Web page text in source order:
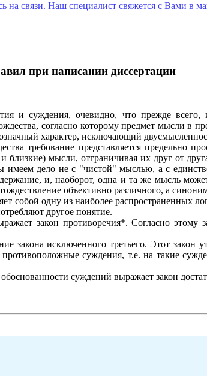
на связи. Наш специалист свяжется с Вами в
при написании диссертации
и суждения, очевидно, что прежде
согласно которому предмет мысли в
характер, исключающий
требование представляется
близкие) мысли, отграничивая их друг от
имеем дело не с "чистой" мыслью, а с
и, наоборот, одна и та же мысль
объективно различного, а
собой одну из наиболее
другое понятие.
закон противоречия*. Согласно
закона исключенного третьего. Этот
суждения, т.е. на такие
суждений выражает закон